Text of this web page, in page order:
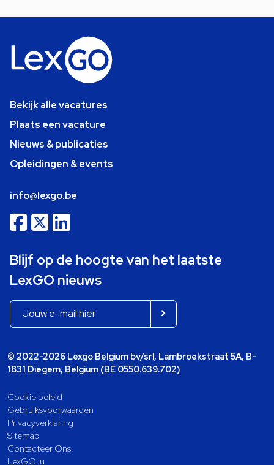
Bekijk alle vacatures
Plaats een vacature
Nieuws & publicaties
Opleidingen & events
info@lexgo.be
Blijf op de hoogte van het laatste
LexGO nieuws
© 2022-2026 Lexgo Belgium bv/srl, Lambroekstraat 5A, B-
1831 Diegem, Belgium (BE 0550.639.702)
Cookie beleid
Gebruiksvoorwaarden
Privacyverklaring
Sitemap
Contacteer Ons
LexGO.lu